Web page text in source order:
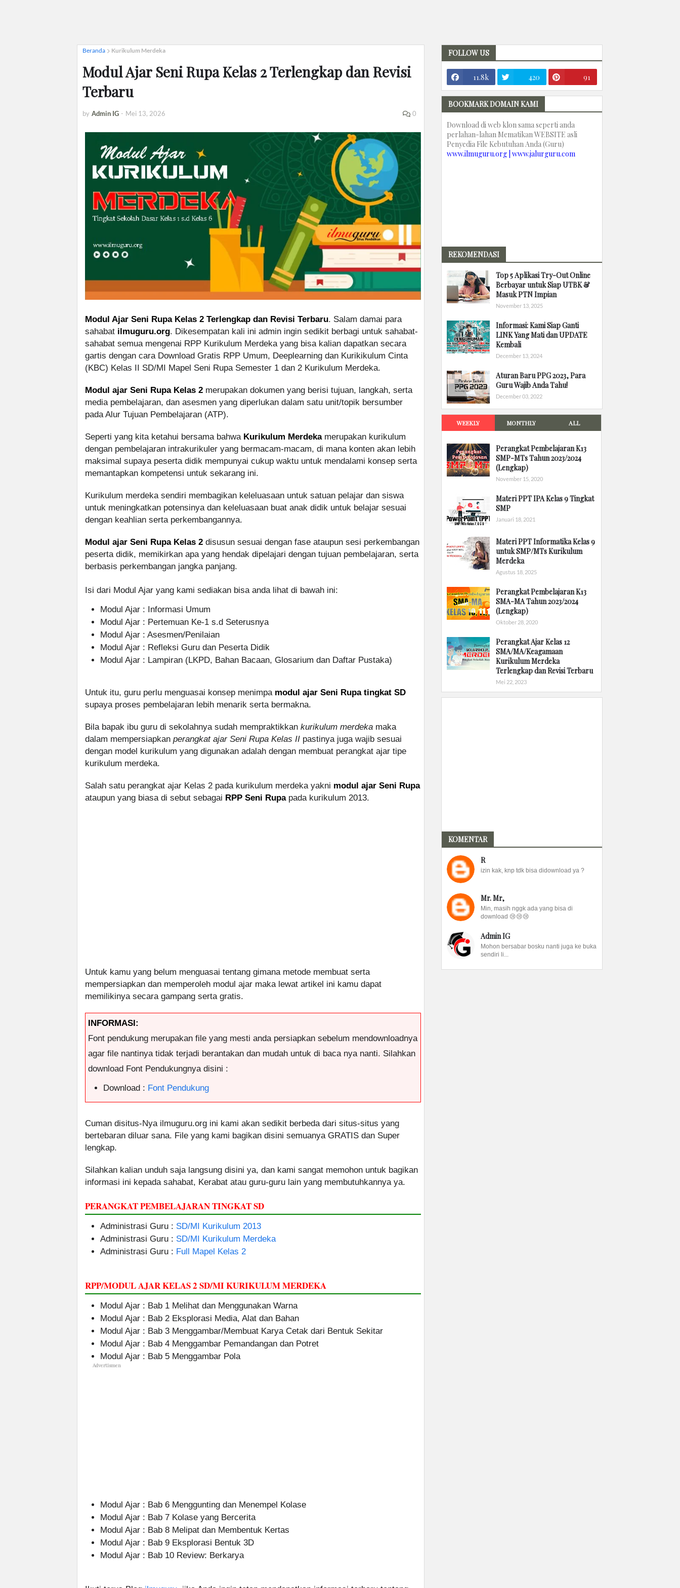
Beranda Kurikulum Merdeka
Modul Ajar Seni Rupa Kelas 2 Terlengkap dan Revisi
Terbaru
by Admin IG - Mei 13, 2026 0
Modul Ajar Seni Rupa Kelas 2 Terlengkap dan Revisi Terbaru. Salam damai para
sahabat ilmuguru.org. Dikesempatan kali ini admin ingin sedikit berbagi untuk sahabat-
sahabat semua mengenai RPP Kurikulum Merdeka yang bisa kalian dapatkan secara
gartis dengan cara Download Gratis RPP Umum, Deeplearning dan Kurikikulum Cinta
(KBC) Kelas II SD/MI Mapel Seni Rupa Semester 1 dan 2 Kurikulum Merdeka.
Modul ajar Seni Rupa Kelas 2 merupakan dokumen yang berisi tujuan, langkah, serta
media pembelajaran, dan asesmen yang diperlukan dalam satu unit/topik bersumber
pada Alur Tujuan Pembelajaran (ATP).
Seperti yang kita ketahui bersama bahwa Kurikulum Merdekamerupakan kurikulum
dengan pembelajaran intrakurikuler yang bermacam-macam, di mana konten akan lebih
maksimal supaya peserta didik mempunyai cukup waktu untuk mendalami konsep serta
memantapkan kompetensi untuk sekarang ini.
Kurikulum merdeka sendiri membagikan keleluasaan untuk satuan pelajar dan siswa
untuk meningkatkan potensinya dan keleluasaan buat anak didik untuk belajar sesuai
dengan keahlian serta perkembangannya.
Modul ajar Seni Rupa Kelas 2 disusun sesuai dengan fase ataupun sesi perkembangan
peserta didik, memikirkan apa yang hendak dipelajari dengan tujuan pembelajaran, serta
berbasis perkembangan jangka panjang.
Isi dari Modul Ajar yang kami sediakan bisa anda lihat di bawah ini:
Modul Ajar : Informasi Umum
Modul Ajar : Pertemuan Ke-1 s.d Seterusnya
Modul Ajar : Asesmen/Penilaian
Modul Ajar : Refleksi Guru dan Peserta Didik
Modul Ajar : Lampiran (LKPD, Bahan Bacaan, Glosarium dan Daftar Pustaka)
Untuk itu, guru perlu menguasai konsep menimpa modul ajar Seni Rupa tingkat SD
supaya proses pembelajaran lebih menarik serta bermakna.
Bila bapak ibu guru di sekolahnya sudah mempraktikkan kurikulum merdeka maka
dalam mempersiapkan perangkat ajar Seni Rupa Kelas II pastinya juga wajib sesuai
dengan model kurikulum yang digunakan adalah dengan membuat perangkat ajar tipe
kurikulum merdeka.
Salah satu perangkat ajar Kelas 2 pada kurikulum merdeka yakni modul ajar Seni Rupa
ataupun yang biasa di sebut sebagai RPP Seni Rupapada kurikulum 2013.
Untuk kamu yang belum menguasai tentang gimana metode membuat serta
mempersiapkan dan memperoleh modul ajar maka lewat artikel ini kamu dapat
memilikinya secara gampang serta gratis.
INFORMASI:
Font pendukung merupakan file yang mesti anda persiapkan sebelum mendownloadnya
agar file nantinya tidak terjadi berantakan dan mudah untuk di baca nya nanti. Silahkan
download Font Pendukungnya disini :
Download : Font Pendukung
Cuman disitus-Nya ilmuguru.org ini kami akan sedikit berbeda dari situs-situs yang
bertebaran diluar sana. File yang kami bagikan disini semuanya GRATIS dan Super
lengkap.
Silahkan kalian unduh saja langsung disini ya, dan kami sangat memohon untuk bagikan
informasi ini kepada sahabat, Kerabat atau guru-guru lain yang membutuhkannya ya.
PERANGKAT PEMBELAJARAN TINGKAT SD
Administrasi Guru : SD/MI Kurikulum 2013
Administrasi Guru : SD/MI Kurikulum Merdeka
Administrasi Guru : Full Mapel Kelas 2
RPP/MODUL AJAR KELAS 2 SD/MI KURIKULUM MERDEKA
Modul Ajar : Bab 1 Melihat dan Menggunakan Warna
Modul Ajar : Bab 2 Eksplorasi Media, Alat dan Bahan
Modul Ajar : Bab 3 Menggambar/Membuat Karya Cetak dari Bentuk Sekitar
Modul Ajar : Bab 4 Menggambar Pemandangan dan Potret
Modul Ajar : Bab 5 Menggambar Pola
Advertismen
Modul Ajar : Bab 6 Menggunting dan Menempel Kolase
Modul Ajar : Bab 7 Kolase yang Bercerita
Modul Ajar : Bab 8 Melipat dan Membentuk Kertas
Modul Ajar : Bab 9 Eksplorasi Bentuk 3D
Modul Ajar : Bab 10 Review: Berkarya
FOLLOW US
11.8k 420 91
BOOKMARK DOMAIN KAMI
Download di web klon sama seperti anda
perlahan-lahan Mematikan WEBSITE asli
Penyedia File Kebutuhan Anda (Guru)
www.ilmuguru.org | www.jalurguru.com
REKOMENDASI
Top 5 Aplikasi Try-Out Online
Berbayar untuk Siap UTBK &
Masuk PTN Impian
November 13, 2025
Informasi: Kami Siap Ganti
LINK Yang Mati dan UPDATE
Kembali
December 13, 2024
Aturan Baru PPG 2023, Para
Guru Wajib Anda Tahu!
December 03, 2022
WEEKLY MONTHLY ALL
Perangkat Pembelajaran K13
SMP-MTs Tahun 2023/2024
(Lengkap)
November 15, 2020
Materi PPT IPA Kelas 9 Tingkat
SMP
Januari 18, 2021
Materi PPT Informatika Kelas 9
untuk SMP/MTs Kurikulum
Merdeka
Agustus 18, 2025
Perangkat Pembelajaran K13
SMA-MA Tahun 2023/2024
(Lengkap)
Oktober 28, 2020
Perangkat Ajar Kelas 12
SMA/MA/Keagamaan
Kurikulum Merdeka
Terlengkap dan Revisi Terbaru
Mei 22, 2023
KOMENTAR
R
izin kak, knp tdk bisa didownload ya ?
Mr. Mr,
Min, masih nggk ada yang bisa di
download 😢😢😢
Admin IG
Mohon bersabar bosku nanti juga ke buka
sendiri li...